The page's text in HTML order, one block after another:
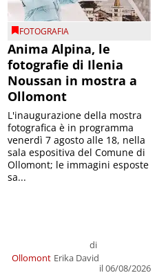
FOTOGRAFIA
Anima Alpina, le
fotografie di Ilenia
Noussan in mostra a
Ollomont
Ollomont
di
Erika David
il 06/08/2026
L'inaugurazione della mostra
fotografica è in programma
venerdì 7 agosto alle 18, nella
sala espositiva del Comune di
Ollomont; le immagini esposte
sa...